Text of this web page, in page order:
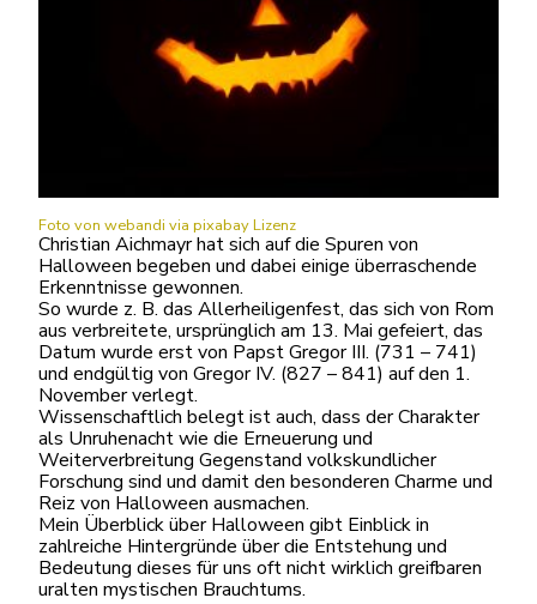
Foto von webandi via pixabay Lizenz
Christian Aichmayr hat sich auf die Spuren von
Halloween begeben und dabei einige überraschende
Erkenntnisse gewonnen.
So wurde z. B. das Allerheiligenfest, das sich von Rom
aus verbreitete, ursprünglich am 13. Mai gefeiert, das
Datum wurde erst von Papst Gregor III. (731 – 741)
und endgültig von Gregor IV. (827 – 841) auf den 1.
November verlegt.
Wissenschaftlich belegt ist auch, dass der Charakter
als Unruhenacht wie die Erneuerung und
Weiterverbreitung Gegenstand volkskundlicher
Forschung sind und damit den besonderen Charme und
Reiz von Halloween ausmachen.
Mein Überblick über Halloween gibt Einblick in
zahlreiche Hintergründe über die Entstehung und
Bedeutung dieses für uns oft nicht wirklich greifbaren
uralten mystischen Brauchtums.